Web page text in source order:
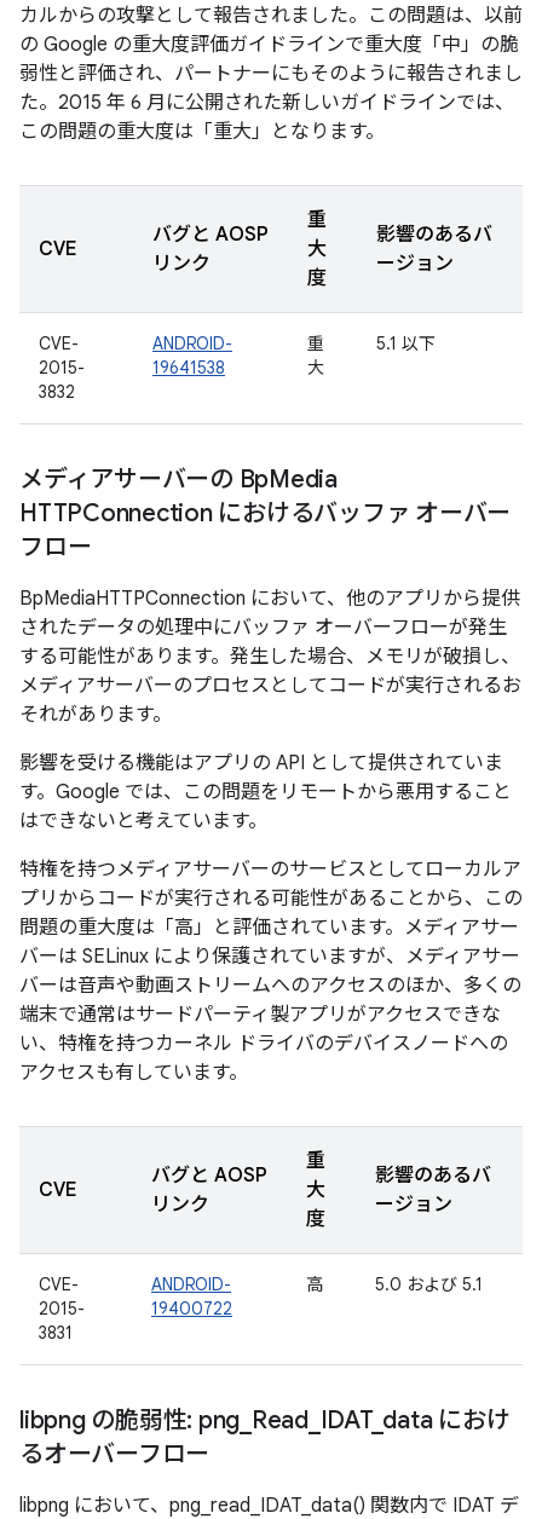
カルからの攻撃として報告されました。この問題は、以前
の Google の重大度評価ガイドラインで重大度「中」の脆
弱性と評価され、パートナーにもそのように報告されまし
た。2015 年 6 月に公開された新しいガイドラインでは、
この問題の重大度は「重大」となります。
CVE
バグと AOSP
リンク
重
大
度
影響のあるバ
ージョン
CVE-
2015-
3832
ANDROID-
19641538
重
大
5.1 以下
メディアサーバーの BpMedia
HTTPConnection におけるバッファ オーバー
フロー
BpMediaHTTPConnection において、他のアプリから提供
されたデータの処理中にバッファ オーバーフローが発生
する可能性があります。発生した場合、メモリが破損し、
メディアサーバーのプロセスとしてコードが実行されるお
それがあります。
影響を受ける機能はアプリの API として提供されていま
す。Google では、この問題をリモートから悪用すること
はできないと考えています。
特権を持つメディアサーバーのサービスとしてローカルア
プリからコードが実行される可能性があることから、この
問題の重大度は「高」と評価されています。メディアサー
バーは SELinux により保護されていますが、メディアサー
バーは音声や動画ストリームへのアクセスのほか、多くの
端末で通常はサードパーティ製アプリがアクセスできな
い、特権を持つカーネル ドライバのデバイスノードへの
アクセスも有しています。
CVE
バグと AOSP
リンク
重
大
度
影響のあるバ
ージョン
CVE-
2015-
3831
ANDROID-
19400722
高 5.0 および 5.1
libpng の脆弱性: png Read_ IDAT_ data におけ
るオーバーフロー
libpng において、png_read_IDAT_data() 関数内で IDAT デ